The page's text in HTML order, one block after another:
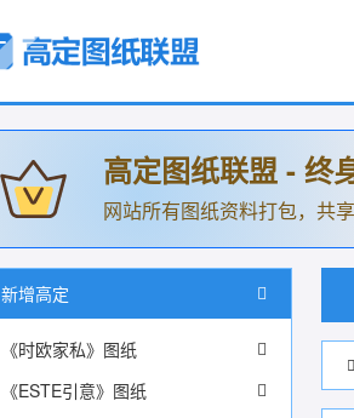
高定图纸联盟 - 终
网站所有图纸资料打包，共
新增高定
《时欧家私》图纸
《ESTE引意》图纸